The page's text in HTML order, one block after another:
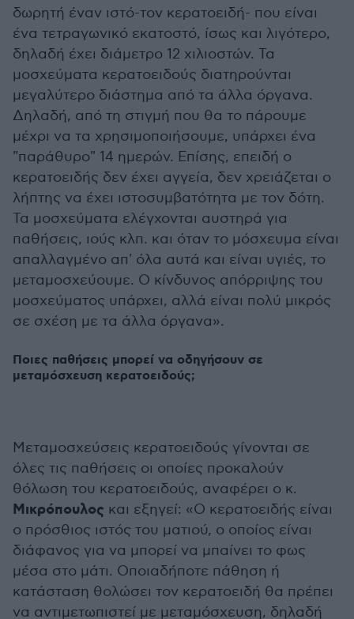
δωρητή έναν ιστό-τον κερατοειδή- που είναι
ένα τετραγωνικό εκατοστό, ίσως και λιγότερο,
δηλαδή έχει διάμετρο 12 χιλιοστών. Τα
μοσχεύματα κερατοειδούς διατηρούνται
μεγαλύτερο διάστημα από τα άλλα όργανα.
Δηλαδή, από τη στιγμή που θα το πάρουμε
μέχρι να τα χρησιμοποιήσουμε, υπάρχει ένα
"παράθυρο" 14 ημερών. Επίσης, επειδή ο
κερατοειδής δεν έχει αγγεία, δεν χρειάζεται ο
λήπτης να έχει ιστοσυμβατότητα με τον δότη.
Τα μοσχεύματα ελέγχονται αυστηρά για
παθήσεις, ιούς κλπ. και όταν το μόσχευμα είναι
απαλλαγμένο απ' όλα αυτά και είναι υγιές, το
μεταμοσχεύουμε. Ο κίνδυνος απόρριψης του
μοσχεύματος υπάρχει, αλλά είναι πολύ μικρός
σε σχέση με τα άλλα όργανα».
Ποιες παθήσεις μπορεί να οδηγήσουν σε
μεταμόσχευση κερατοειδούς;
Μεταμοσχεύσεις κερατοειδούς γίνονται σε
όλες τις παθήσεις οι οποίες προκαλούν
θόλωση του κερατοειδούς, αναφέρει ο κ.
Μικρόπουλος και εξηγεί: «Ο κερατοειδής είναι
ο πρόσθιος ιστός του ματιού, ο οποίος είναι
διάφανος για να μπορεί να μπαίνει το φως
μέσα στο μάτι. Οποιαδήποτε πάθηση ή
κατάσταση θολώσει τον κερατοειδή θα πρέπει
να αντιμετωπιστεί με μεταμόσχευση, δηλαδή